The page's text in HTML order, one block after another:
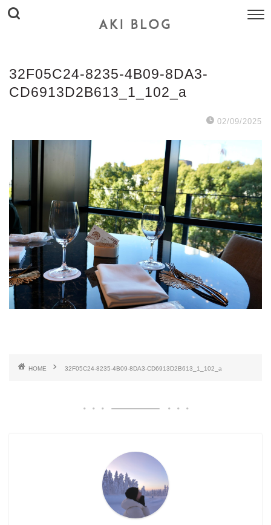
32F05C24-8235-4B09-8DA3-
CD6913D2B613_1_102_a
02/09/2025
HOME 32F05C24-8235-4B09-8DA3-CD6913D2B613_1_102_a